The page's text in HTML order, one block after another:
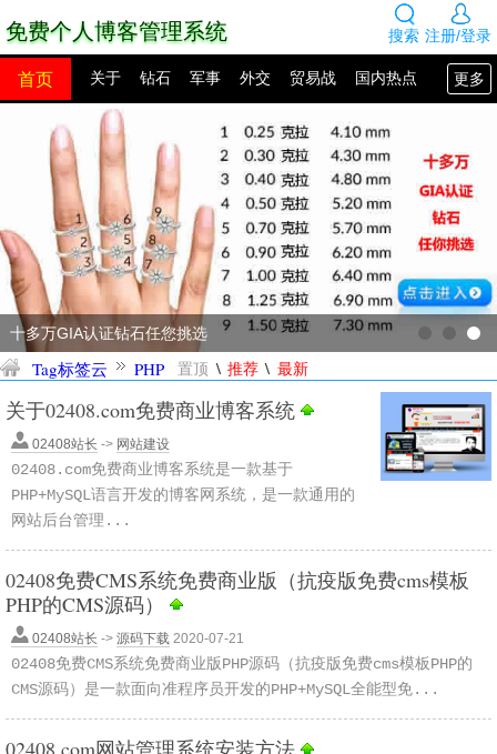
注册/登录
搜索
免费个人博客管理系统
更多
首页 关于 钻石 军事 外交 贸易战 国内热点
国外热点 2100年展望 网站建设 SEO教程 PHP教程
网站模板 源码下载 创业赚钱 网络热点 图片展示 留言板
十多万GIA认证钻石任您挑选
Tag标签云 PHP 置顶 \ 推荐 \ 最新
关于02408.com免费商业博客系统
02408站长 -> 网站建设
02408.com免费商业博客系统是一款基于
PHP+MySQL语言开发的博客网系统，是一款通用的
网站后台管理...
02408免费CMS系统免费商业版（抗疫版免费cms模板
PHP的CMS源码）
02408站长 -> 源码下载 2020-07-21
02408免费CMS系统免费商业版PHP源码（抗疫版免费cms模板PHP的
CMS源码）是一款面向准程序员开发的PHP+MySQL全能型免...
02408.com网站管理系统安装方法